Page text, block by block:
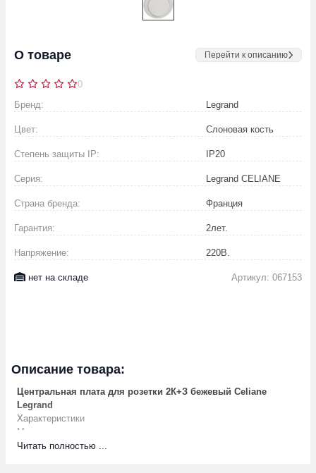
О товаре Перейти к описанию
0
Бренд:
Legrand
Цвет: Слоновая кость
Степень защиты IP: IP20
Серия: Legrand CELIANE
Страна бренда: Франция
Гарантия: 2лет.
Напряжение: 220В.
нет на складе Артикул: 067153
Описание товара:
Центральная плата для розетки 2К+З бежевый Celiane
Legrand
Характеристики
Материал
Способ монтажа
Читать полностью ...